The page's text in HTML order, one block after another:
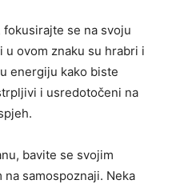
se na svoju
ovom znaku su hrabri i
energiju kako biste
i usredotočeni na
bavite se svojim
samospoznaji. Neka